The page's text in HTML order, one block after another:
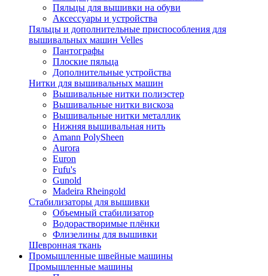
Пяльцы для вышивки на обуви
Аксессуары и устройства
Пяльцы и дополнительные приспособления для
вышивальных машин Velles
Пантографы
Плоские пяльца
Дополнительные устройства
Нитки для вышивальных машин
Вышивальные нитки полиэстер
Вышивальные нитки вискоза
Вышивальные нитки металлик
Нижняя вышивальная нить
Amann PolySheen
Aurora
Euron
Fufu's
Gunold
Madeira Rheingold
Стабилизаторы для вышивки
Объемный стабилизатор
Водорастворимые плёнки
Флизелины для вышивки
Шевронная ткань
Промышленные швейные машины
Промышленные машины